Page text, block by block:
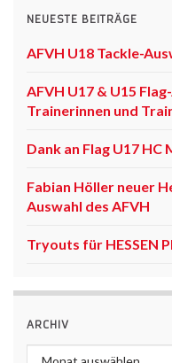
NEUESTE BEITRÄGE
AFVH U18 Tackle-
AFVH U17 & U15
Trainerinnen und
Dank an Flag U17 HC
Fabian Höller neuer
Auswahl des AFVH
Tryouts für HESSEN
ARCHIV
Archiv